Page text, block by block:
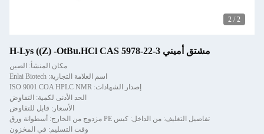
2
/
2
مشتق أميني H-Lys ((Z) -OtBu.HCl CAS 5978-22-3
مكان المنشأ: الصين
اسم العلامة التجارية: Enlai Biotech
إصدار الشهادات: ISO 9001 COA HPLC NMR
الحد الأدنى لكمية: التفاوض
الأسعار: قابل للتفاوض
تفاصيل التغليف: من الداخل: كيس PE مزدوج من الخارج: أسطوانة ورق
وقت التسليم: في المخزون